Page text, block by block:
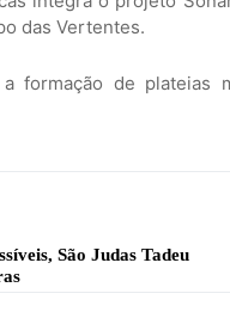
das Vertentes.
formação de plateias
São Judas Tadeu